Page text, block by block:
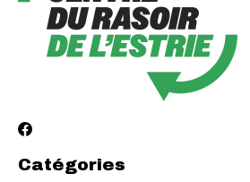
Catégories